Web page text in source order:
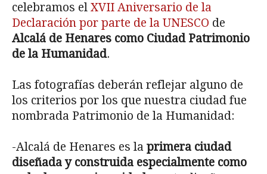
celebramos el XVII Aniversario de la
Declaración por parte de la UNESCO de
Alcalá de Henares como Ciudad Patrimonio
de la Humanidad.
Las fotografías deberán reflejar alguno de
los criterios por los que nuestra ciudad fue
nombrada Patrimonio de la Humanidad:
-Alcalá de Henares es la primera ciudad
diseñada y construida especialmente como